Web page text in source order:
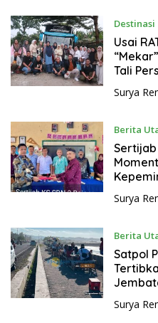
Destinasi
Usai
Tali
Surya
Berita
Sertijab
Surya
Berita
Satpol
Surya